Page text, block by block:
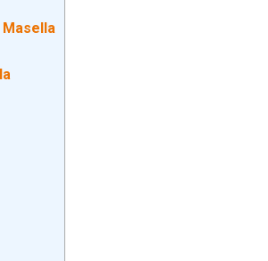
Masella